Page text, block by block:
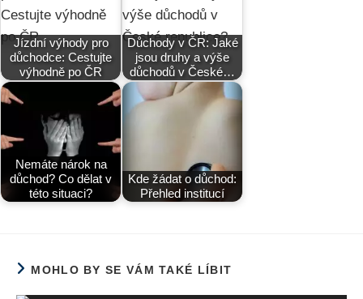
Jízdní výhody pro
důchodce: Cestujte
výhodně po ČR
Důchody v ČR: Jaké
jsou druhy a výše
důchodů v České…
Nemáte nárok na
důchod? Co dělat v
této situaci?
Kde žádat o důchod:
Přehled institucí
MOHLO BY SE VÁM TAKÉ LÍBIT